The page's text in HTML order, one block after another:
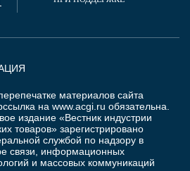
материалов сайта
на www.acgi.ru обязательна.
издание «Вестник индустрии
товаров» зарегистрировано
службой по надзору в
связи, информационных
и массовых коммуникаций